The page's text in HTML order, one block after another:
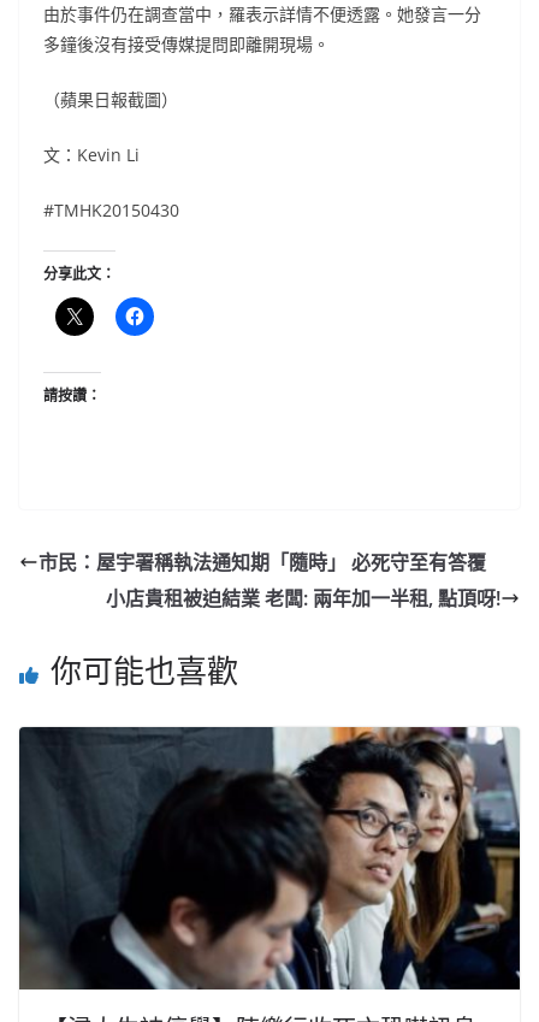
由於事件仍在調查當中，羅表示詳情不便透露。她發言一分
多鐘後沒有接受傳媒提問即離開現場。
（蘋果日報截圖）
文：Kevin Li
#TMHK20150430
分享此文：
請按讚：
市民：屋宇署稱執法通知期「隨時」 必死守至有答覆
小店貴租被迫結業 老闆: 兩年加一半租, 點頂呀!
你可能也喜歡